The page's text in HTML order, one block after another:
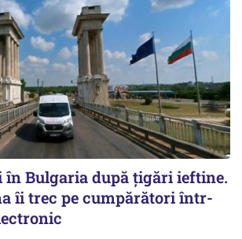
Bulgaria după țigări ieftine.
îi trec pe cumpărători într-